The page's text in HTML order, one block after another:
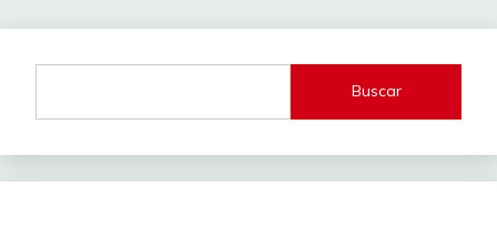
Buscar